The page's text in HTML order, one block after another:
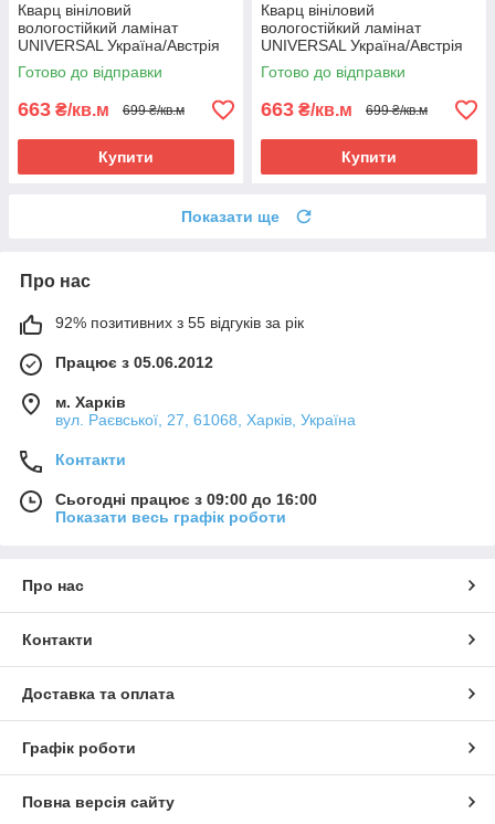
Кварц вініловий
вологостійкий ламінат
UNIVERSAL Україна/Австрія
404/4 - 42 клас
Готово до відправки
663 ₴/кв.м 699 ₴/кв.м
Купити
Кварц вініловий
вологостійкий ламінат
UNIVERSAL Україна/Австрія
411/2 - 42 клас
Готово до відправки
663 ₴/кв.м 699 ₴/кв.м
Купити
Показати ще
Про нас
92% позитивних з 55 відгуків за рік
Працює з 05.06.2012
м. Харків
вул. Раєвської, 27, 61068, Харків, Україна
Контакти
Сьогодні працює з 09:00 до 16:00
Показати весь графік роботи
Про нас
Контакти
Доставка та оплата
Графік роботи
Повна версія сайту